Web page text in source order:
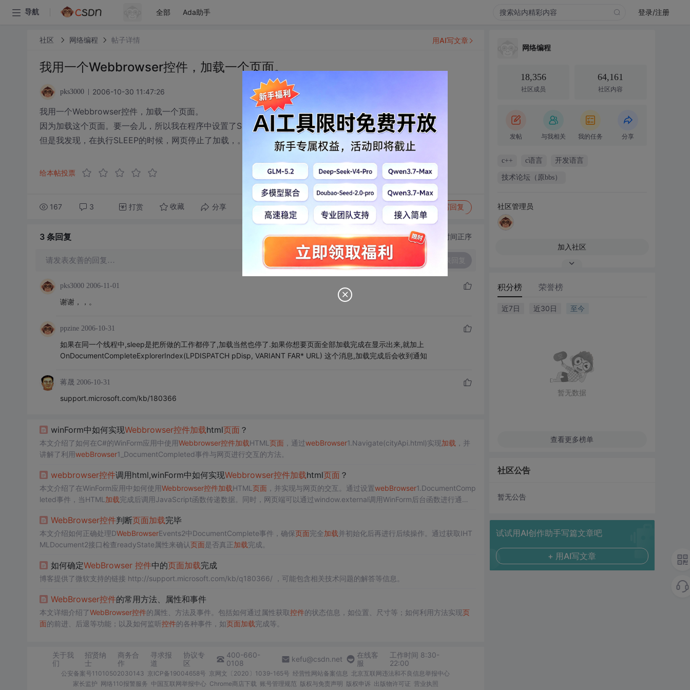
导航 全部 Ada助手 登录/注册
社区 网络编程 帖子详情
我用一个Webbrowser控件，加载一个页面。
pks3000 2006-10-30 11:47:26
我用一个Webbrowser控件，加载一个页面。
因为加载这个页面。要一会儿，所以我在程序中设置了Sleep(5000);
但是我发现，在执行SLEEP的时候，网页停止了加载，。要如何 解决这个问题啊谢谢啊？
给本帖投票
167 3 打赏 收藏 分享 转发到动态 举报 写回复
用AI写文章
3 条回复 切换为时间正序
请发表友善的回复…
pks3000 2006-11-01
谢谢，，。
ppzine 2006-10-31
如果在同一个线程中,sleep是把所做的工作都停了,加载当然也停了.如果你想要页面全部加载完成在显示出来,就加上
OnDocumentCompleteExplorerIndex(LPDISPATCH pDisp, VARIANT FAR* URL) 这个消息,加载完成后会收到通知
蒋晟 2006-10-31
support.microsoft.com/kb/180366
winForm中如何实现Webbrowser控件加载html页面 ？
本文介绍了如何在C#的WinForm应用中使用Webbrowser控件加载HTML 页面，通过webBrowser1.Navigate(cityApi.html)实现加载 ，并
讲解了利用webBrowser1_DocumentCompleted事件与网页进行交互的方法。
webbrowser控件调用html,winForm中如何实现Webbrowser控件加载html页面 ？
本文介绍了在WinForm应用中如何使用Webbrowser控件加载HTML 页面，并实现与网页的交互。通过设置webBrowser1.DocumentComp
leted事件，当HTML 加载完成后调用JavaScript函数传递数据。同时，网页端可以通过window.external调用WinForm后台函数进行通
WebBrowser控件判断页面加载完毕
本文介绍如何正确处理DWebBrowserEvents2中DocumentComplete事件，确保页面完全加载并初始化后再进行后续操作。通过获取IHT
MLDocument2接口检查readyState属性来确认页面是否真正加载完成。
如何确定WebBrowser 控件中的页面加载完成
博客提供了微软支持的链接 http://support.microsoft.com/kb/q180366/ ，可能包含相关技术问题的解答等信息。
WebBrowser控件的常用方法、属性和事件
本文详细介绍了WebBrowser控件的属性、方法及事件。包括如何通过属性获取控件的状态信息，如位置、尺寸等；如何利用方法实现页
面的前进、后退等功能；以及如何监听控件的各种事件，如页面加载完成等。
关于我
们
招贤纳
士
商务合
作
寻求报
道
协议专
区
400-660-
0108
kefu@csdn.net
在线客
服
工作时间 8:30-
22:00
公安备案号11010502030143 京ICP备19004658号 京网文〔2020〕1039-165号 经营性网站备案信息 北京互联网违法和不良信息举报中心
家长监护 网络110报警服务 中国互联网举报中心 Chrome商店下载 账号管理规范 版权与免责声明 版权申诉 出版物许可证 营业执照
网络编程
18,356
社区成员
64,161
社区内容
发帖 与我相关 我的任务 分享
c++ c语言 开发语言
技术论坛（原bbs）
社区管理员
加入社区
积分榜 荣誉榜
近7日 近30日 至今
暂无数据
查看更多榜单
社区公告
暂无公告
试试用AI创作助手写篇文章吧
+ 用AI写文章